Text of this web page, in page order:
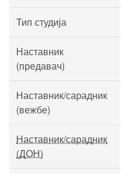
Тип студија
Наставник
(предавач)
Наставник/сарадник
(вежбе)
Наставник/сарадник
(ДОН)